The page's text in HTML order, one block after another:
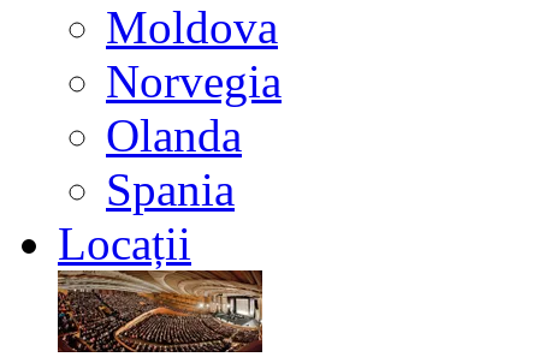
Moldova
Norvegia
Olanda
Spania
Locații